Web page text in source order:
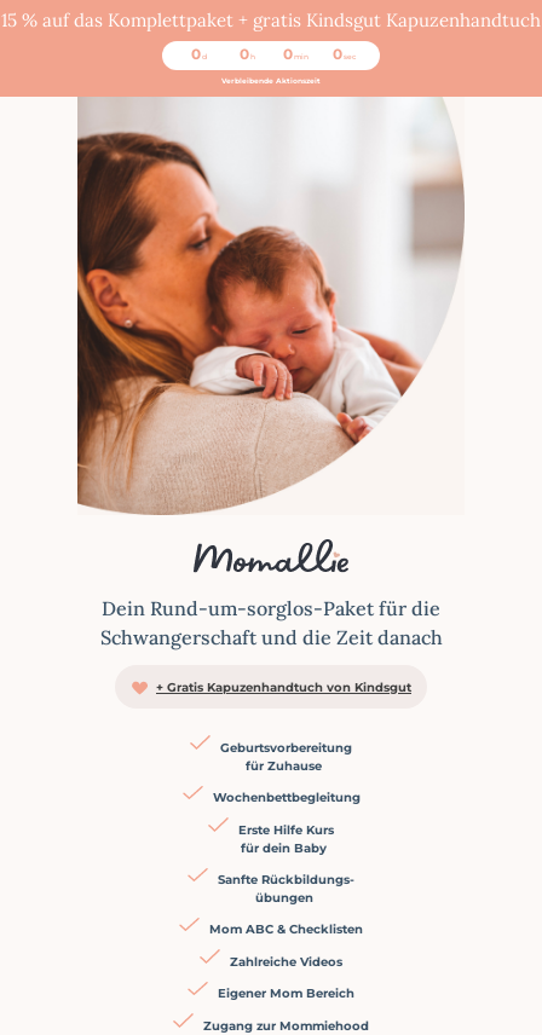
15 % auf das Komplettpaket + gratis Kindsgut Kapuzenhandtuch
0d 0h 0min 0sec
Verbleibende Aktionszeit
Dein Rund-um-sorglos-Paket für die
Schwangerschaft und die Zeit danach
+ Gratis Kapuzenhandtuch von Kindsgut
Geburtsvorbereitung
für Zuhause
Wochenbettbegleitung
Erste Hilfe Kurs
für dein Baby
Sanfte Rückbildungs-
übungen
Mom ABC & Checklisten
Zahlreiche Videos
Eigener Mom Bereich
Zugang zur Mommiehood